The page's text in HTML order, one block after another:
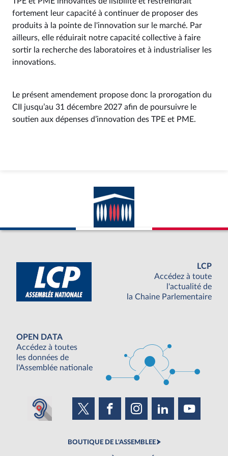
fortement leur capacité à continuer de proposer des
produits à la pointe de l'innovation sur le marché. Par
ailleurs, elle réduirait notre capacité collective à faire
sortir la recherche des laboratoires et à industrialiser les
innovations.
Le présent amendement propose donc la prorogation du
CII jusqu’au 31 décembre 2027 afin de poursuivre le
soutien aux dépenses d’innovation des TPE et PME.
LCP
Accédez à toute
l'actualité de
la Chaine Parlementaire
OPEN DATA
Accédez à toutes
les données de
l'Assemblée nationale
BOUTIQUE DE L'ASSEMBLEE